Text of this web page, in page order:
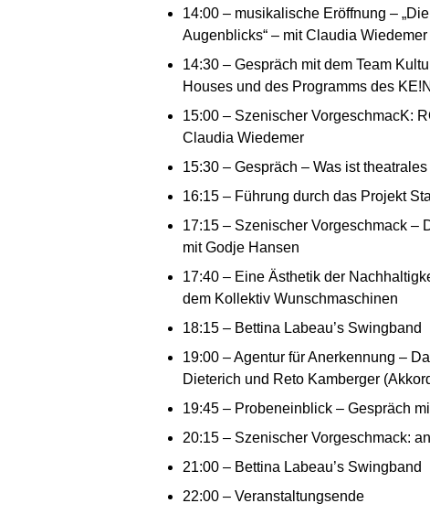
14:00 – musikalische Eröffnung –
Augenblicks“ – mit Claudia
14:30 – Gespräch mit dem Team
Houses und des Programms des
15:00 – Szenischer VorgeschmacK:
Claudia Wiedemer
15:30 – Gespräch – Was ist
16:15 – Führung durch das Projekt
17:15 – Szenischer Vorgeschmack –
mit Godje Hansen
17:40 – Eine Ästhetik der
dem Kollektiv Wunschmaschinen
18:15 – Bettina Labeau’s Swingband
19:00 – Agentur für Anerkennung –
Dieterich und Reto Kamberger
19:45 – Probeneinblick – Gespräch
20:15 – Szenischer Vorgeschmack:
21:00 – Bettina Labeau’s Swingband
22:00 – Veranstaltungsende